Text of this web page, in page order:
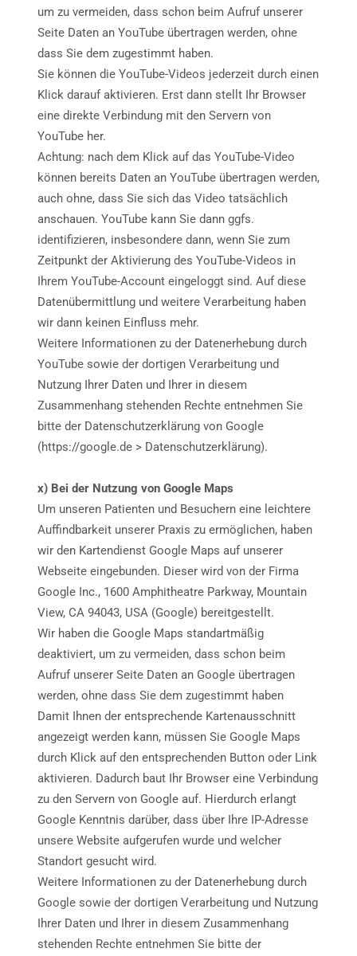
um zu vermeiden, dass schon beim Aufruf unserer
Seite Daten an YouTube übertragen werden, ohne
dass Sie dem zugestimmt haben.
Sie können die YouTube-Videos jederzeit durch einen
Klick darauf aktivieren. Erst dann stellt Ihr Browser
eine direkte Verbindung mit den Servern von
YouTube her.
Achtung: nach dem Klick auf das YouTube-Video
können bereits Daten an YouTube übertragen werden,
auch ohne, dass Sie sich das Video tatsächlich
anschauen. YouTube kann Sie dann ggfs.
identifizieren, insbesondere dann, wenn Sie zum
Zeitpunkt der Aktivierung des YouTube-Videos in
Ihrem YouTube-Account eingeloggt sind. Auf diese
Datenübermittlung und weitere Verarbeitung haben
wir dann keinen Einfluss mehr.
Weitere Informationen zu der Datenerhebung durch
YouTube sowie der dortigen Verarbeitung und
Nutzung Ihrer Daten und Ihrer in diesem
Zusammenhang stehenden Rechte entnehmen Sie
bitte der Datenschutzerklärung von Google
(https://google.de > Datenschutzerklärung).
x) Bei der Nutzung von Google Maps
Um unseren Patienten und Besuchern eine leichtere
Auffindbarkeit unserer Praxis zu ermöglichen, haben
wir den Kartendienst Google Maps auf unserer
Webseite eingebunden. Dieser wird von der Firma
Google Inc., 1600 Amphitheatre Parkway, Mountain
View, CA 94043, USA (Google) bereitgestellt.
Wir haben die Google Maps standartmäßig
deaktiviert, um zu vermeiden, dass schon beim
Aufruf unserer Seite Daten an Google übertragen
werden, ohne dass Sie dem zugestimmt haben
Damit Ihnen der entsprechende Kartenausschnitt
angezeigt werden kann, müssen Sie Google Maps
durch Klick auf den entsprechenden Button oder Link
aktivieren. Dadurch baut Ihr Browser eine Verbindung
zu den Servern von Google auf. Hierdurch erlangt
Google Kenntnis darüber, dass über Ihre IP-Adresse
unsere Website aufgerufen wurde und welcher
Standort gesucht wird.
Weitere Informationen zu der Datenerhebung durch
Google sowie der dortigen Verarbeitung und Nutzung
Ihrer Daten und Ihrer in diesem Zusammenhang
stehenden Rechte entnehmen Sie bitte der